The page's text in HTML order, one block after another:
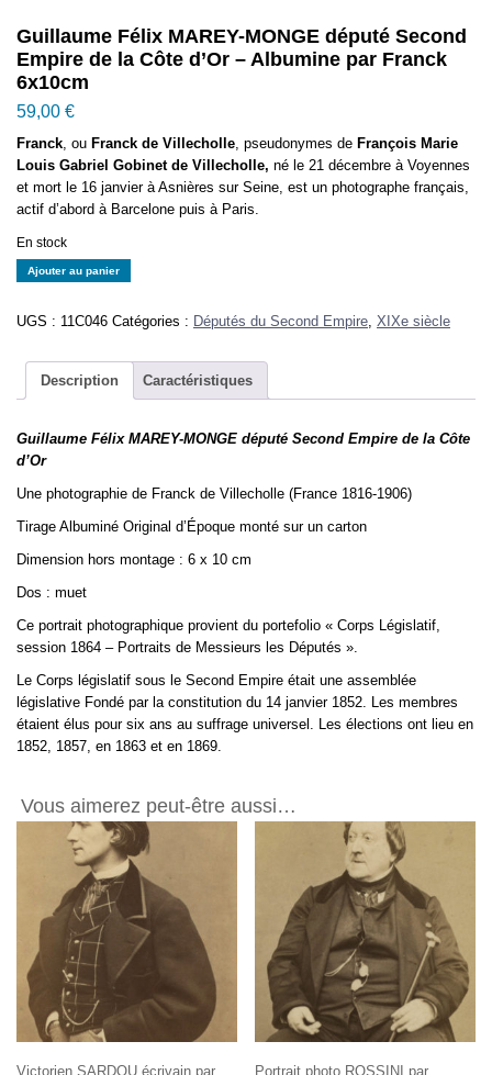
Guillaume Félix MAREY-MONGE député Second
Empire de la Côte d’Or – Albumine par Franck
6x10cm
59,00 €
Franck, ou Franck de Villecholle, pseudonymes de François Marie
Louis Gabriel Gobinet de Villecholle, né le 21 décembre à Voyennes
et mort le 16 janvier à Asnières sur Seine, est un photographe français,
actif d’abord à Barcelone puis à Paris.
En stock
quantité
Guillaume
MONGE
député
Empire
de
la
d'Or
-
par
Franck
6x10cm
Ajouter au panier
UGS : 11C046 Catégories : Députés du Second Empire, XIXe siècle
Description Caractéristiques
Guillaume Félix MAREY-MONGE député Second Empire de la Côte
d’Or
Une photographie de Franck de Villecholle (France 1816-1906)
Tirage Albuminé Original d’Époque monté sur un carton
Dimension hors montage : 6 x 10 cm
Dos : muet
Ce portrait photographique provient du portefolio « Corps Législatif,
session 1864 – Portraits de Messieurs les Députés ».
Le Corps législatif sous le Second Empire était une assemblée
législative Fondé par la constitution du 14 janvier 1852. Les membres
étaient élus pour six ans au suffrage universel. Les élections ont lieu en
1852, 1857, en 1863 et en 1869.
Vous aimerez peut-être aussi…
Victorien SARDOU écrivain par
Portrait photo ROSSINI par